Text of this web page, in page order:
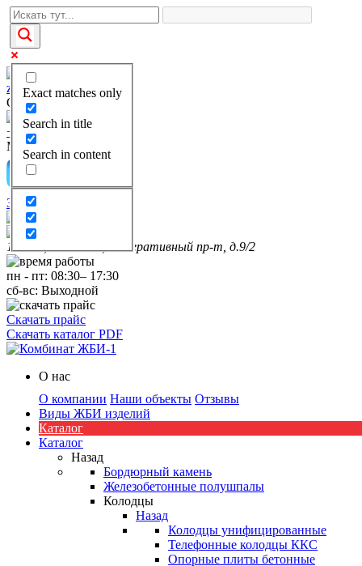
Exact matches only
Search in title
Search in content
zakaz@kgbi-1.ru
Отдел продаж
+7(495)649-69-28
Многоканальный
Заказать звонок
111399, г. Москва, Федеративный пр-т, д.9/2
пн - пт: 08:30– 17:30
сб-вс: Выходной
Скачать прайс
Скачать каталог PDF
О нас
О компании Наши объекты Отзывы
Виды ЖБИ изделий
Каталог
Каталог
Назад
Бордюрный камень
Железобетонные полушпалы
Колодцы
Назад
Колодцы унифицированные
Телефонные колодцы ККС
Опорные плиты бетонные